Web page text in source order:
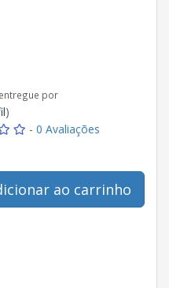
por
)
- 0 Avaliações
ao carrinho